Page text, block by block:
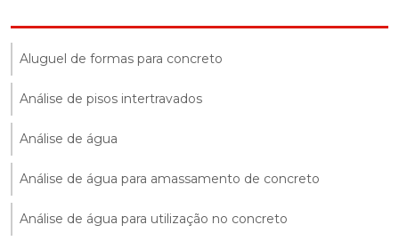
Aluguel de formas para concreto
Análise de pisos intertravados
Análise de água
Análise de água para amassamento de concreto
Análise de água para utilização no concreto